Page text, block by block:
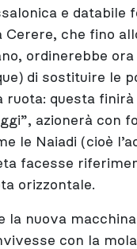
e databile
Cerere, che fino
ordinerebbe
di sostituire le
ruota: questa
azionerà con
le Naiadi (cioè
facesse
orizzontale.
la nuova
con la